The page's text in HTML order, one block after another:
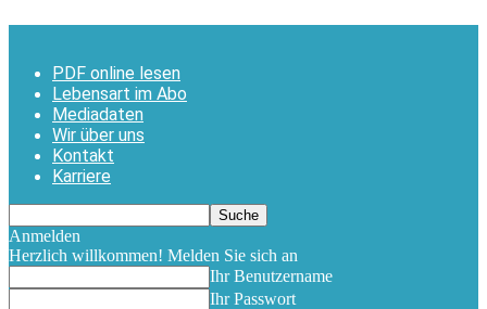
PDF online lesen
Lebensart im Abo
Mediadaten
Wir über uns
Kontakt
Karriere
Anmelden
Herzlich willkommen! Melden Sie sich an
Ihr Benutzername
Ihr Passwort